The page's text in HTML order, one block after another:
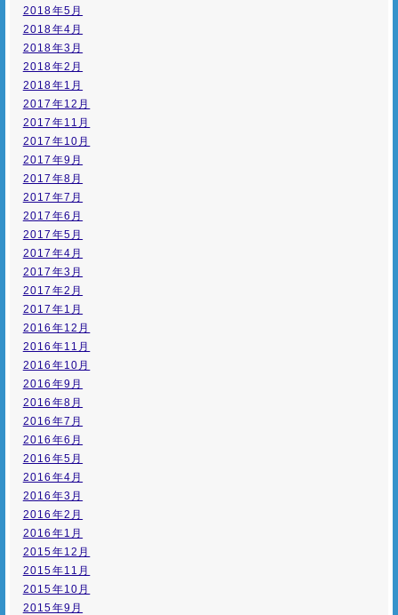
2018年5月
2018年4月
2018年3月
2018年2月
2018年1月
2017年12月
2017年11月
2017年10月
2017年9月
2017年8月
2017年7月
2017年6月
2017年5月
2017年4月
2017年3月
2017年2月
2017年1月
2016年12月
2016年11月
2016年10月
2016年9月
2016年8月
2016年7月
2016年6月
2016年5月
2016年4月
2016年3月
2016年2月
2016年1月
2015年12月
2015年11月
2015年10月
2015年9月